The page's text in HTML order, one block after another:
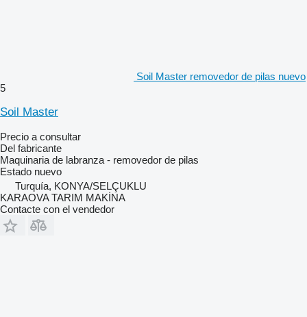
Soil Master removedor de pilas nuevo
5
Soil Master
Precio a consultar
Del fabricante
Maquinaria de labranza - removedor de pilas
Estado nuevo
Turquía, KONYA/SELÇUKLU
KARAOVA TARIM MAKİNA
Contacte con el vendedor